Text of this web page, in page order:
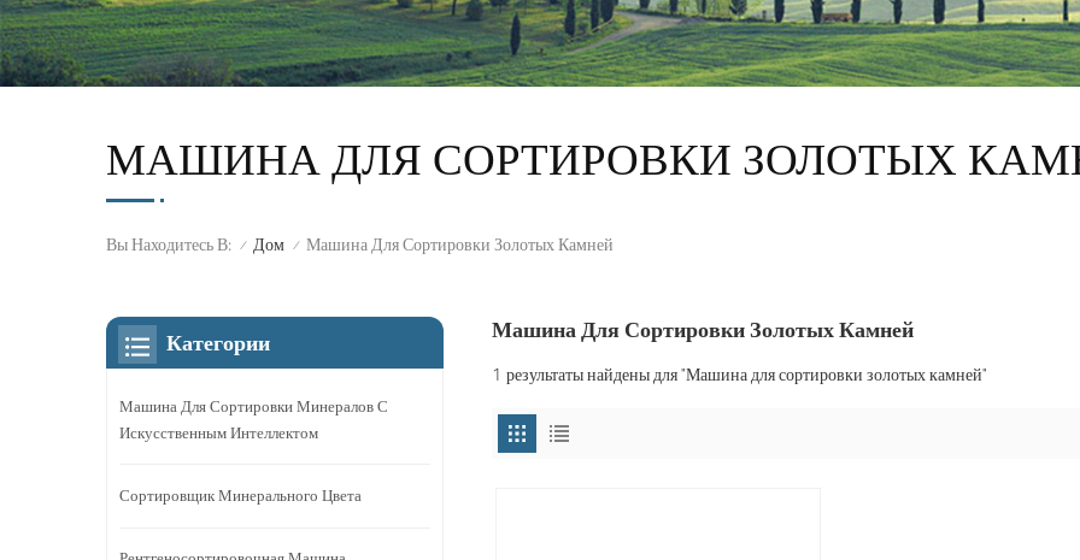
МАШИНА ДЛЯ СОРТИРОВКИ ЗОЛОТЫХ
Вы Находитесь В: / Дом / Машина Для Сортировки Золотых Камней
Машина Для Сортировки Золотых Камней
1 результаты найдены для "Машина для сортировки золотых камней"
Категории
Машина Для Сортировки Минералов С
Искусственным Интеллектом
Сортировщик Минерального Цвета